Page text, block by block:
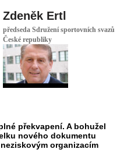
Zdeněk Ertl
předseda Sdružení sportovních svazů
České republiky
překvapení. A bohužel
nového dokumentu
organizacím